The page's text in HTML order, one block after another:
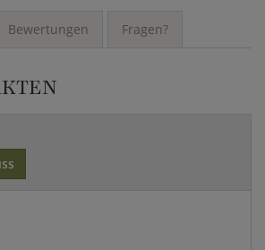
Bewertungen Fragen?